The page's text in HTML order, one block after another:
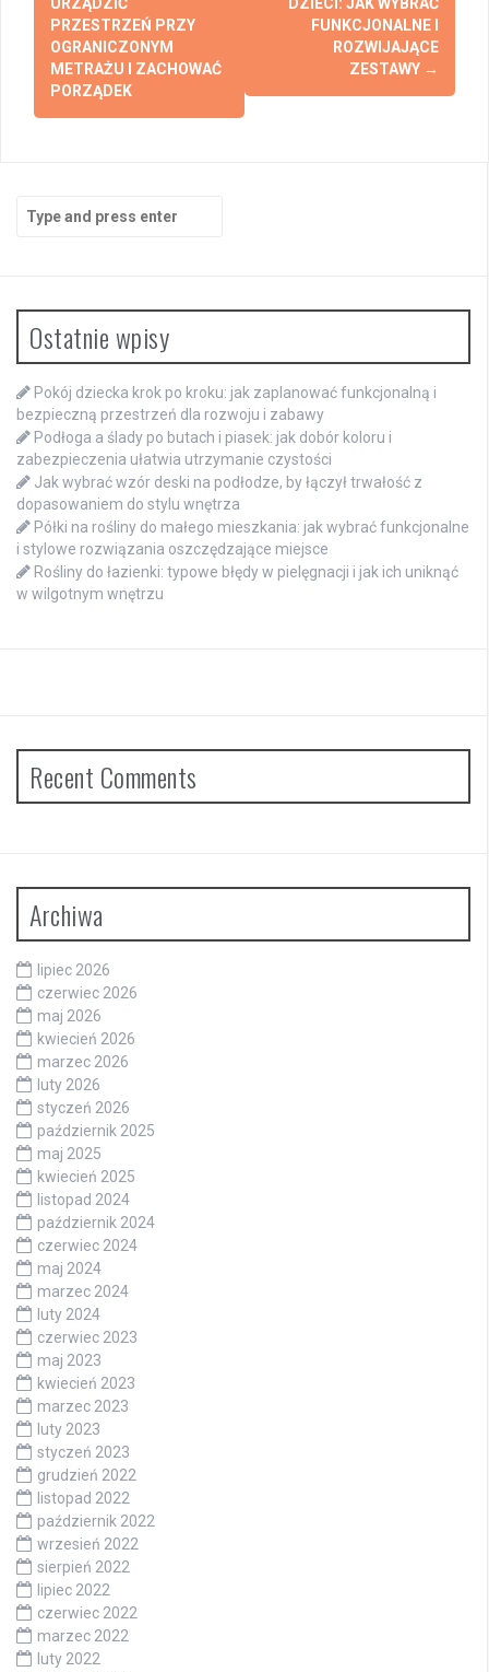
URZĄDZIĆ
PRZESTRZEŃ PRZY
OGRANICZONYM
METRAŻU I ZACHOWAĆ
PORZĄDEK
DZIECI: JAK WYBRAĆ
FUNKCJONALNE I
ROZWIJAJĄCE
ZESTAWY →
Search
for:
Ostatnie wpisy
Pokój dziecka krok po kroku: jak zaplanować funkcjonalną i
bezpieczną przestrzeń dla rozwoju i zabawy
Podłoga a ślady po butach i piasek: jak dobór koloru i
zabezpieczenia ułatwia utrzymanie czystości
Jak wybrać wzór deski na podłodze, by łączył trwałość z
dopasowaniem do stylu wnętrza
Półki na rośliny do małego mieszkania: jak wybrać funkcjonalne
i stylowe rozwiązania oszczędzające miejsce
Rośliny do łazienki: typowe błędy w pielęgnacji i jak ich uniknąć
w wilgotnym wnętrzu
Recent Comments
Archiwa
lipiec 2026
czerwiec 2026
maj 2026
kwiecień 2026
marzec 2026
luty 2026
styczeń 2026
październik 2025
maj 2025
kwiecień 2025
listopad 2024
październik 2024
czerwiec 2024
maj 2024
marzec 2024
luty 2024
czerwiec 2023
maj 2023
kwiecień 2023
marzec 2023
luty 2023
styczeń 2023
grudzień 2022
listopad 2022
październik 2022
wrzesień 2022
sierpień 2022
lipiec 2022
czerwiec 2022
marzec 2022
luty 2022